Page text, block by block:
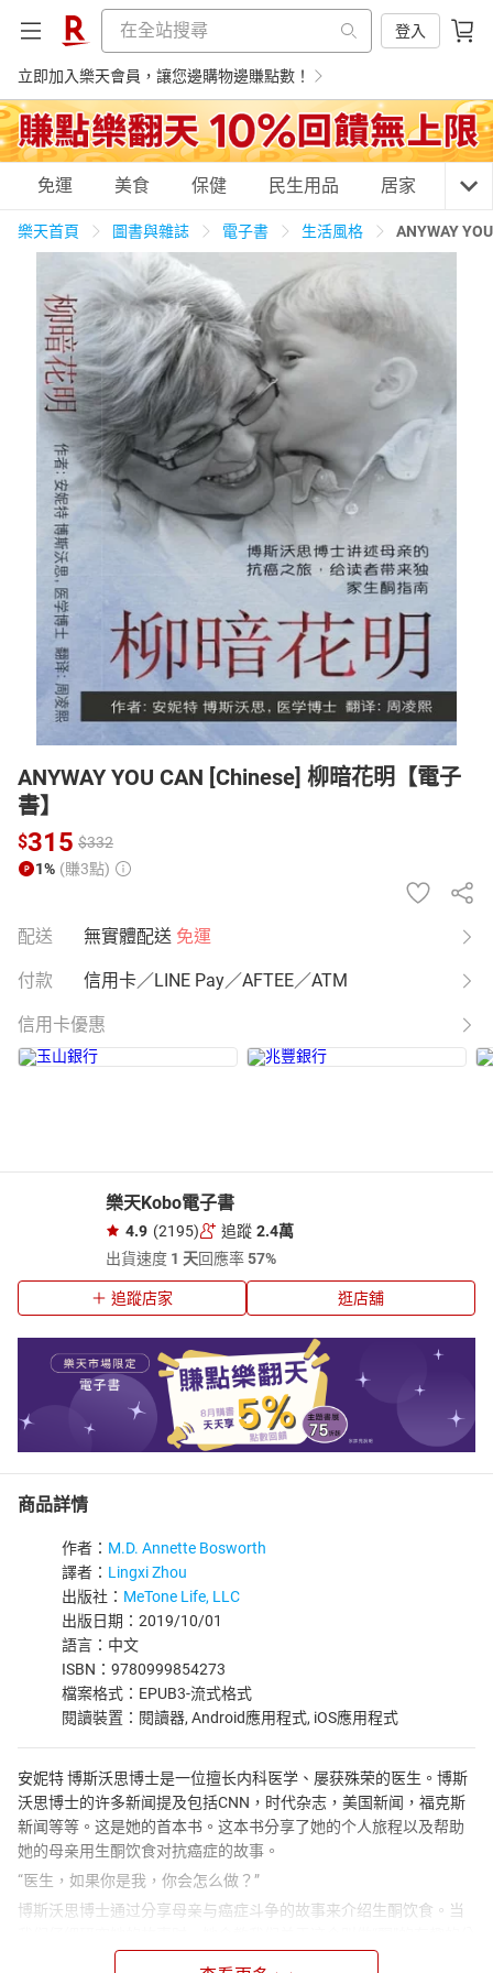
登入
立即加入樂天會員，讓您邊購物邊賺點數！
購物網分類
天天免運 美食蛋糕 養生保健 民生用品
居家生活 3C家電 運動休閒 親子玩具
女裝 男裝 化妝保養 情趣用品
日本購物
免運 美食 保健 民生用品 居家 3C
樂天首頁 圖書與雜誌 電子書 生活風格 ANYWAY
ANYWAY YOU CAN [Chinese] 柳暗花明【電子
書】
$315 $332
1% (賺3點)
配送 無實體配送 免運
付款 信用卡／LINE Pay／AFTEE／ATM
信用卡優惠
樂天Kobo電子書
4.9 (2195) 追蹤 2.4萬
出貨速度 1 天回應率57%
追蹤店家 逛店舖
商品詳情
作者： M.D. Annette Bosworth
譯者： Lingxi Zhou
出版社： MeTone Life, LLC
出版日期：2019/10/01
語言：中文
ISBN：9780999854273
檔案格式：EPUB3-流式格式
閱讀裝置：閱讀器, Android應用程式, iOS應用程式
安妮特 博斯沃思博士是一位擅长内科医学、屡获殊荣的医生。博斯
沃思博士的许多新闻提及包括CNN，时代杂志，美国新闻，福克斯
新闻等等。这是她的首本书。这本书分享了她的个人旅程以及帮助
她的母亲用生酮饮食对抗癌症的故事。
“医生，如果你是我，你会怎么做？”
博斯沃思博士通过分享母亲与癌症斗争的故事来介绍生酮饮食。当
子的信息。这本书讲述了她母亲“Rose外婆”癌症的故事。这个关于